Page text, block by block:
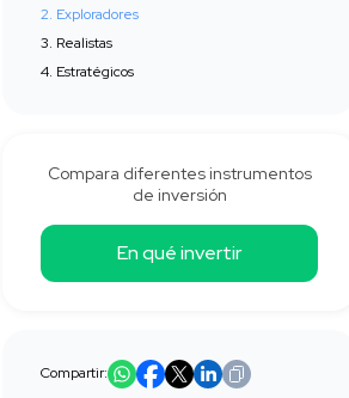
2. Exploradores
3. Realistas
4. Estratégicos
Compara diferentes instrumentos
de inversión
En qué invertir
Compartir: